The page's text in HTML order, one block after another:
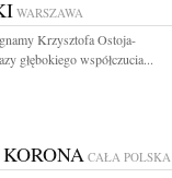
WARSZAWA
Krzysztofa Ostoja-
głębokiego współczucia...
CAŁA POLSKA